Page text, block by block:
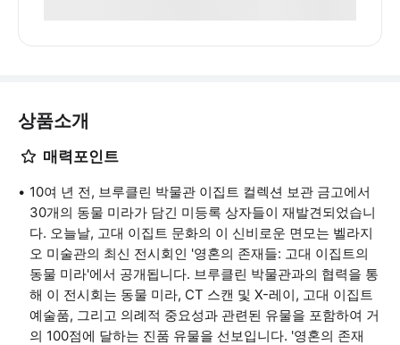
상품소개
매력포인트
10여 년 전, 브루클린 박물관 이집트 컬렉션 보관 금고에서
30개의 동물 미라가 담긴 미등록 상자들이 재발견되었습니
다. 오늘날, 고대 이집트 문화의 이 신비로운 면모는 벨라지
오 미술관의 최신 전시회인 '영혼의 존재들: 고대 이집트의
동물 미라'에서 공개됩니다. 브루클린 박물관과의 협력을 통
해 이 전시회는 동물 미라, CT 스캔 및 X-레이, 고대 이집트
예술품, 그리고 의례적 중요성과 관련된 유물을 포함하여 거
의 100점에 달하는 진품 유물을 선보입니다. '영혼의 존재